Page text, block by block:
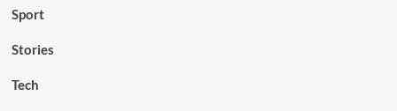
Sport
Stories
Tech